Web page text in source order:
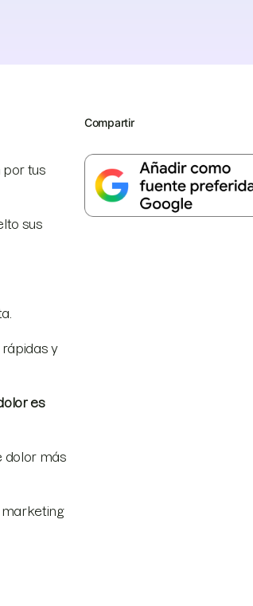
por tus
sus
y
es
dolor más
marketing
Compartir